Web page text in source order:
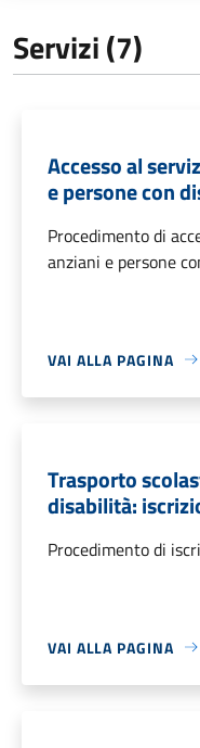
Servizi (7)
Accesso al
e persone con
Procedimento di
anziani e persone
VAI ALLA PAGINA
Trasporto
disabilità:
Procedimento di
VAI ALLA PAGINA